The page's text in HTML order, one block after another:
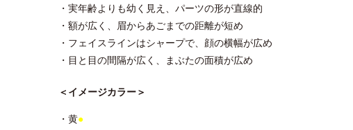
・実年齢よりも幼く見え、パーツの形が直線的
・額が広く、眉からあごまでの距離が短め
・フェイスラインはシャープで、顔の横幅が広め
・目と目の間隔が広く、まぶたの面積が広め
＜イメージカラー＞
・黄●